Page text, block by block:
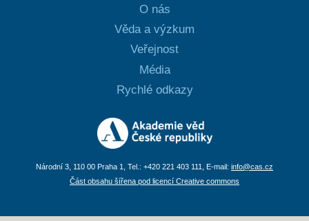
O nás
Věda a výzkum
Veřejnost
Média
Rychlé odkazy
Národní 3, 110 00 Praha 1, Tel.: +420 221 403 111, E-mail: info@cas.cz
Část obsahu šířena pod licencí Creative commons